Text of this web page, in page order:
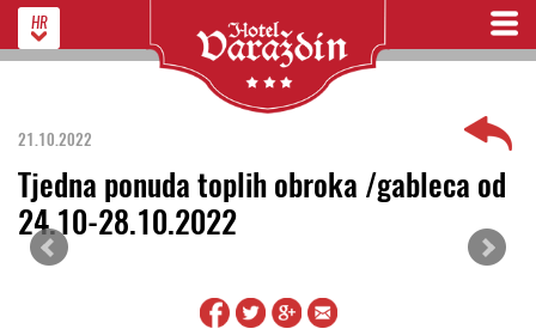
HR
21.10.2022
Tjedna ponuda toplih obroka /gableca od
24.10-28.10.2022